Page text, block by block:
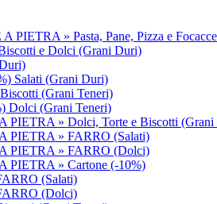
» Pasta, Pane, Pizza e
e Dolci (Grani Duri)
Salati (Grani Duri)
(Grani Teneri)
Dolci (Grani Teneri)
» Dolci, Torte e Biscotti (Grani
» FARRO (Salati)
PIETRA » FARRO (Dolci)
» Cartone (-10%)
(Salati)
(Dolci)